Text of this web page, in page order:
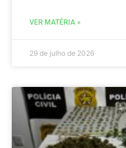
VER MATÉRIA »
29 de julho de 2026